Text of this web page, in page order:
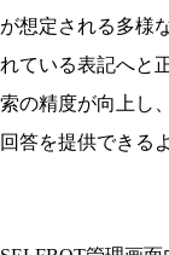
が想定される多様
れている表記へと
索の精度が向上し
回答を提供できる